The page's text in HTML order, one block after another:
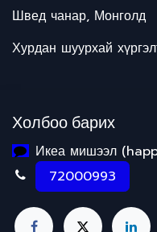
Швед чанар, Монголд
Хурдан шуурхай
Холбоо барих
Икеа мишээл
72000993